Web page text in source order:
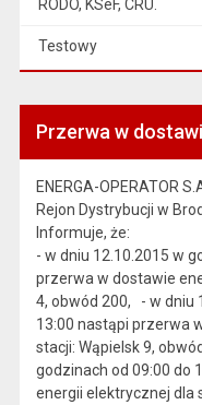
RODO, KSeF, CRU.
Testowy
Przerwa w
ENERGA-OPERATOR
Rejon Dystrybucji w
Informuje, że:
- w dniu 12.10.2015 w
przerwa w dostawie
4, obwód 200, - w dniu
13:00 nastąpi przerwa
stacji: Wąpielsk 9,
godzinach od 09:00 do
energii elektrycznej dla